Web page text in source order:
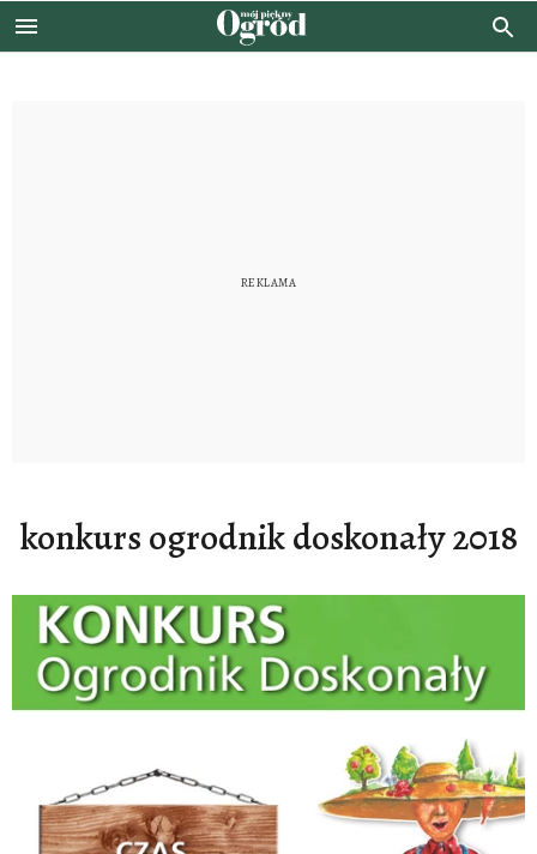
konkurs ogrodnik doskonały 2018